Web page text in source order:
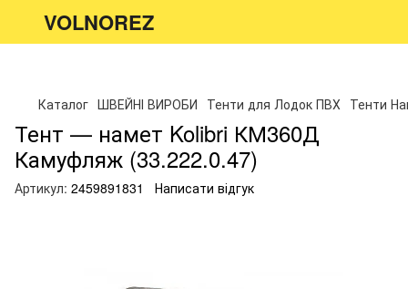
VOLNOREZ
Каталог ШВЕЙНІ ВИРОБИ Тенти для Лодок ПВХ Тенти
Тент — намет Kolibri КМ360Д
Камуфляж (33.222.0.47)
Артикул: 2459891831 Написати відгук